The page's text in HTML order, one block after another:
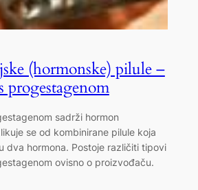
(hormonske) pilule –
progestagenom
sadrži hormon
se od kombinirane pilule koja
dva hormona. Postoje različiti tipovi
ovisno o proizvođaču.